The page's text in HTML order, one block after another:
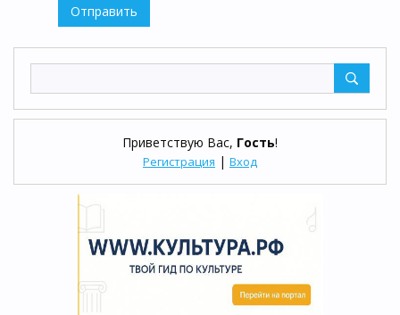
Приветствую Вас, Гость!
Регистрация | Вход
Отправить